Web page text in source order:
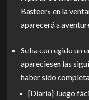
Basteer» en la
aparecerá a
Se ha corregido un
apareciesen las
haber sido
[Diaria] Juego